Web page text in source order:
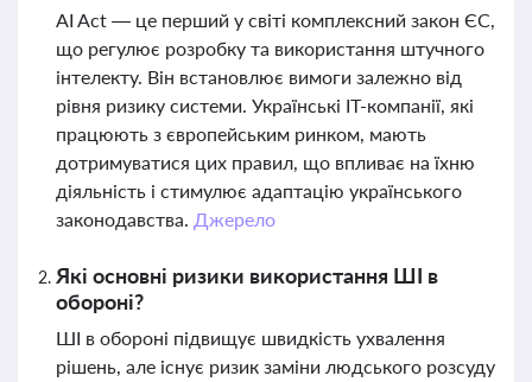
AI Act — це перший у світі комплексний закон ЄС,
що регулює розробку та використання штучного
інтелекту. Він встановлює вимоги залежно від
рівня ризику системи. Українські IT-компанії, які
працюють з європейським ринком, мають
дотримуватися цих правил, що впливає на їхню
діяльність і стимулює адаптацію українського
законодавства. Джерело
Які основні ризики використання ШІ в
обороні?
ШІ в обороні підвищує швидкість ухвалення
рішень, але існує ризик заміни людського розсуду